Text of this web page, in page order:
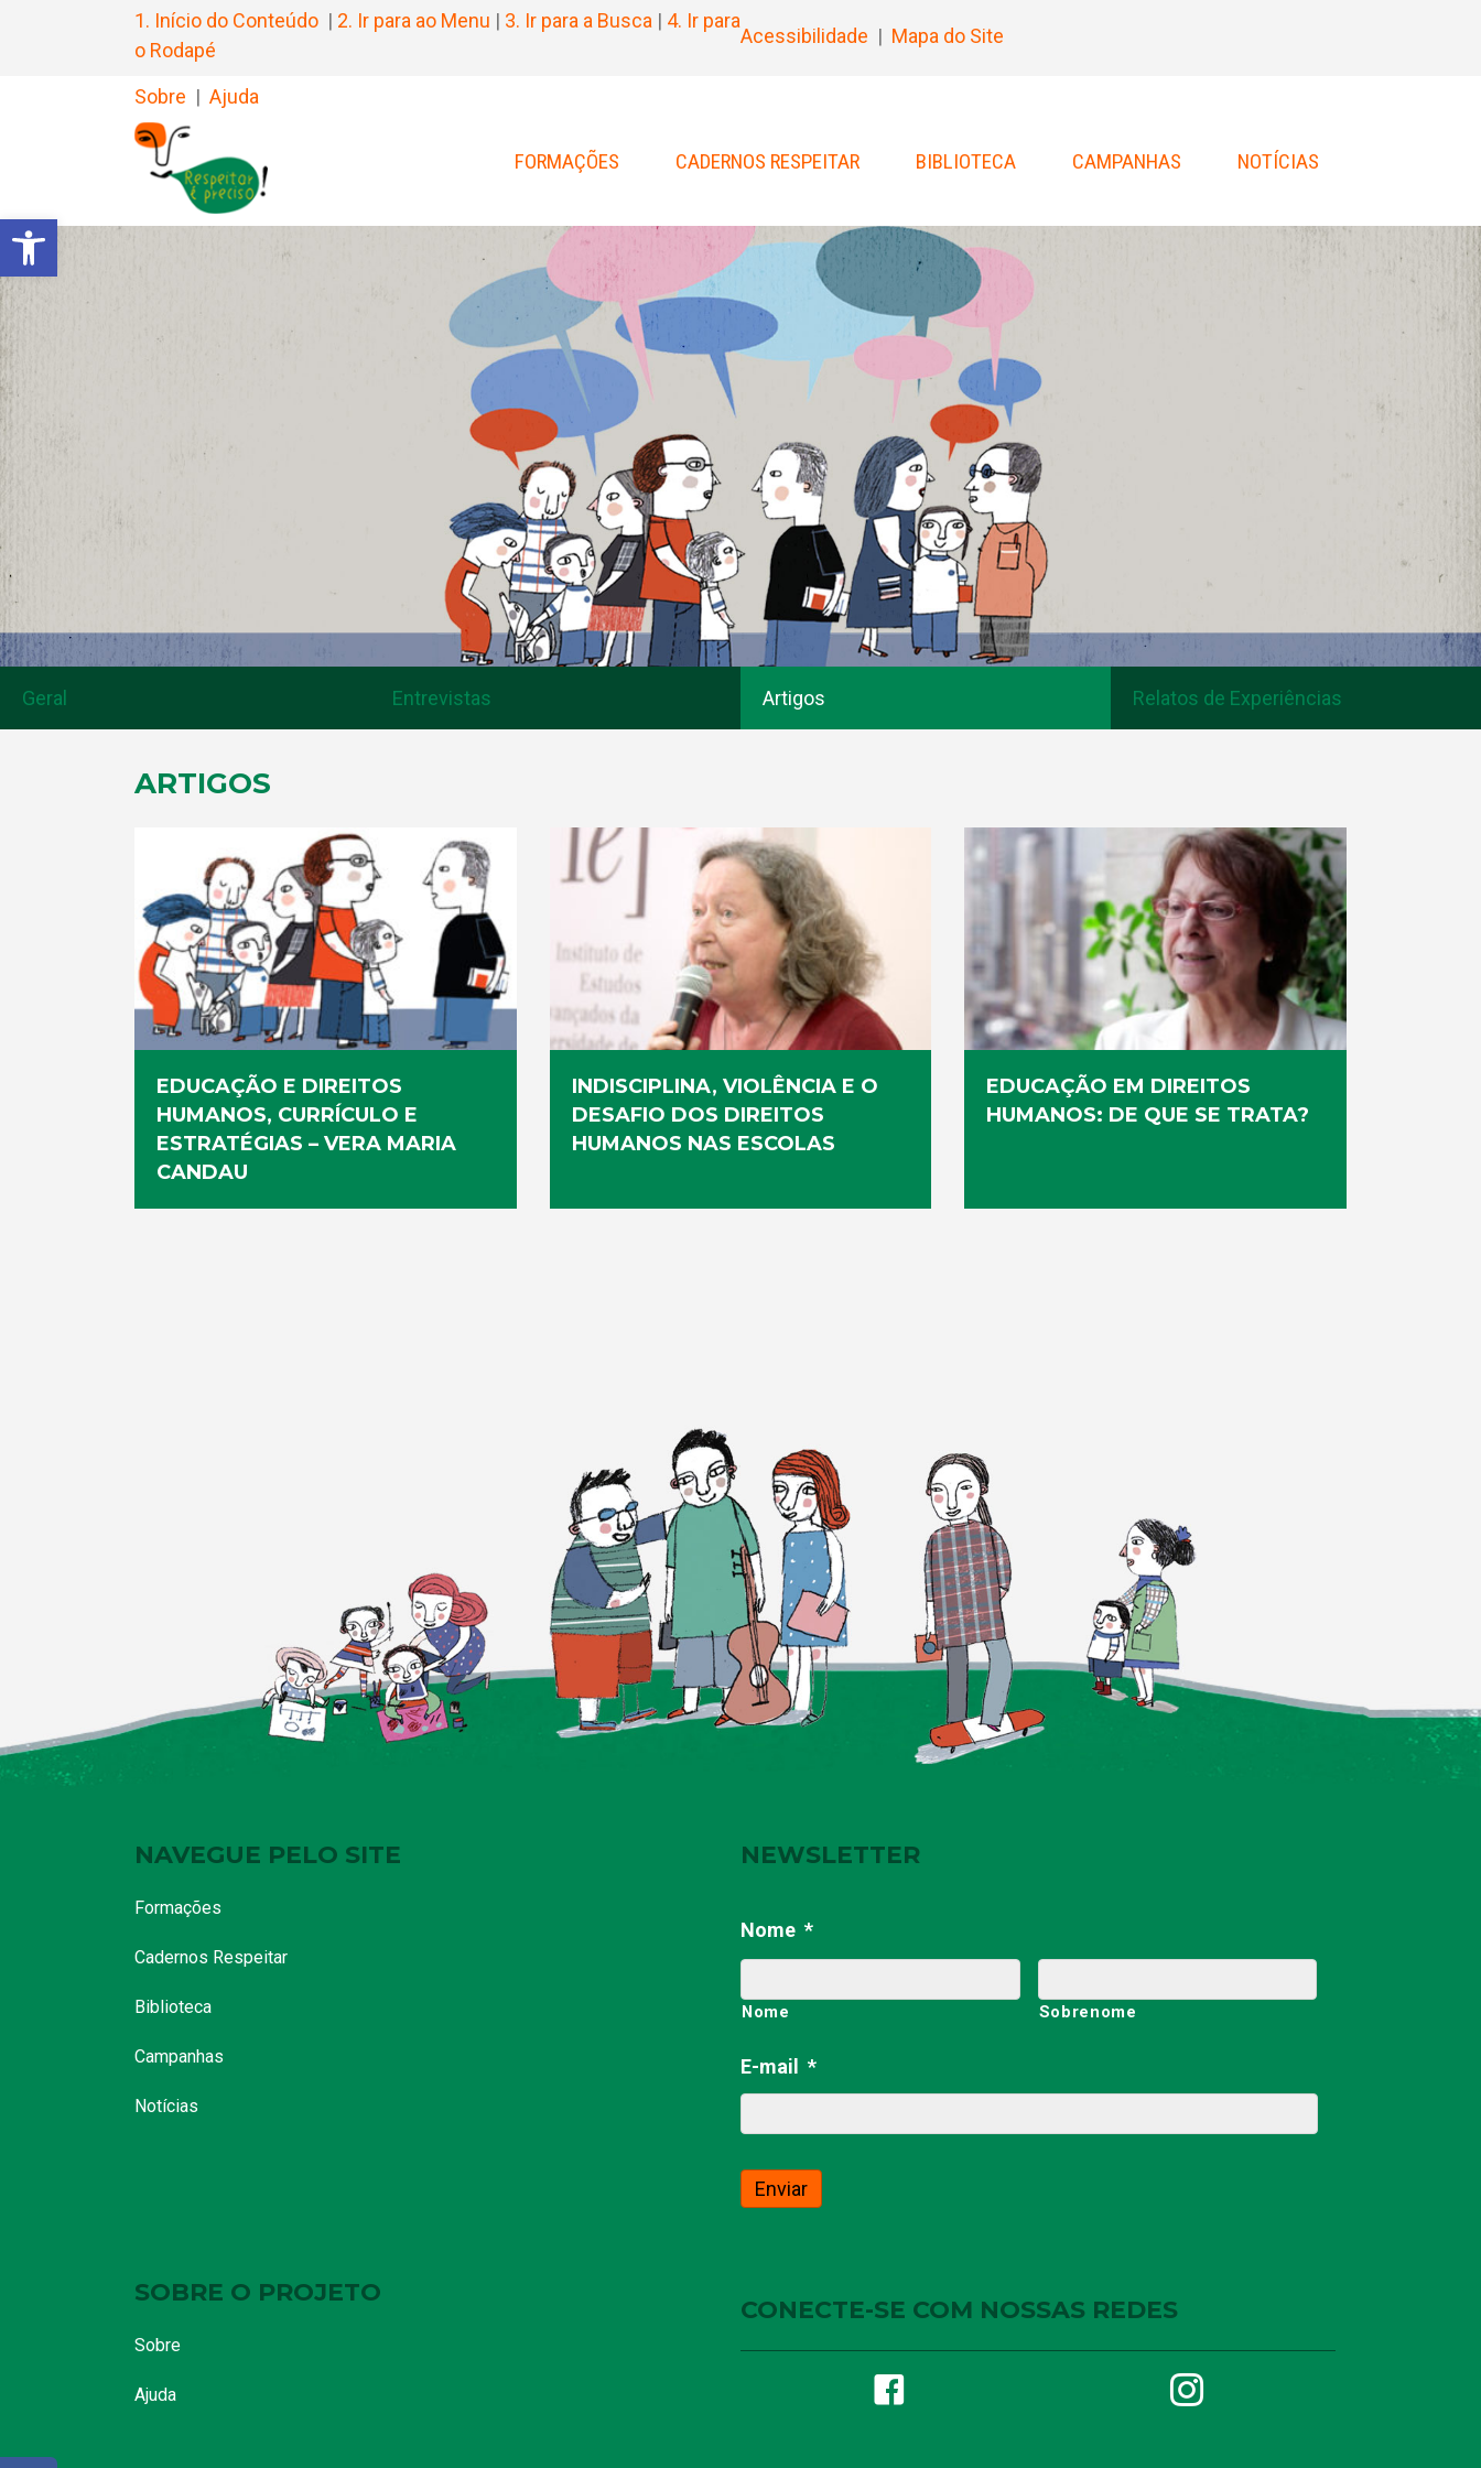
Barra de Ferramentas Aberta
1. Início do Conteúdo | 2. Ir para ao Menu | 3. Ir para a Busca | 4. Ir para
o Rodapé
Acessibilidade | Mapa do Site
Sobre | Ajuda
FORMAÇÕES CADERNOS RESPEITAR BIBLIOTECA CAMPANHAS NOTÍCIAS
Geral Entrevistas Artigos Relatos de Experiências
ARTIGOS
EDUCAÇÃO E DIREITOS
HUMANOS, CURRÍCULO E
ESTRATÉGIAS – VERA MARIA
CANDAU
INDISCIPLINA, VIOLÊNCIA E O
DESAFIO DOS DIREITOS
HUMANOS NAS ESCOLAS
EDUCAÇÃO EM DIREITOS
HUMANOS: DE QUE SE TRATA?
NAVEGUE PELO SITE
Formações
Cadernos Respeitar
Biblioteca
Campanhas
Notícias
SOBRE O PROJETO
Sobre
Ajuda
NEWSLETTER
Nome *
Nome Sobrenome
E-mail *
CONECTE-SE COM NOSSAS REDES